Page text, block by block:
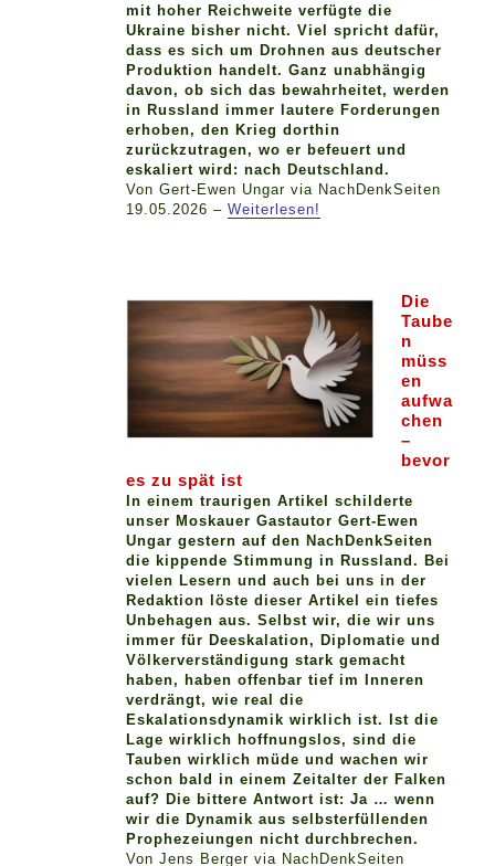
mit hoher Reichweite verfügte die
Ukraine bisher nicht. Viel spricht dafür,
dass es sich um Drohnen aus deutscher
Produktion handelt. Ganz unabhängig
davon, ob sich das bewahrheitet, werden
in Russland immer lautere Forderungen
erhoben, den Krieg dorthin
zurückzutragen, wo er befeuert und
eskaliert wird: nach Deutschland.
Von Gert-Ewen Ungar via NachDenkSeiten
19.05.2026 –Weiterlesen!
Die
Taube
n
müss
en
aufwa
chen
–
bevor
es zu spät ist
In einem traurigen Artikel schilderte
unser Moskauer Gastautor Gert-Ewen
Ungar gestern auf den NachDenkSeiten
die kippende Stimmung in Russland. Bei
vielen Lesern und auch bei uns in der
Redaktion löste dieser Artikel ein tiefes
Unbehagen aus. Selbst wir, die wir uns
immer für Deeskalation, Diplomatie und
Völkerverständigung stark gemacht
haben, haben offenbar tief im Inneren
verdrängt, wie real die
Eskalationsdynamik wirklich ist. Ist die
Lage wirklich hoffnungslos, sind die
Tauben wirklich müde und wachen wir
schon bald in einem Zeitalter der Falken
auf? Die bittere Antwort ist: Ja … wenn
wir die Dynamik aus selbsterfüllenden
Prophezeiungen nicht durchbrechen.
Von Jens Berger via NachDenkSeiten